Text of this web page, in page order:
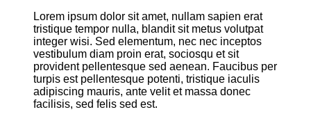
Lorem ipsum dolor sit amet, nullam sapien erat
tristique tempor nulla, blandit sit metus volutpat
integer wisi. Sed elementum, nec nec inceptos
vestibulum diam proin erat, sociosqu et sit
provident pellentesque sed aenean. Faucibus per
turpis est pellentesque potenti, tristique iaculis
adipiscing mauris, ante velit et massa donec
facilisis, sed felis sed est.